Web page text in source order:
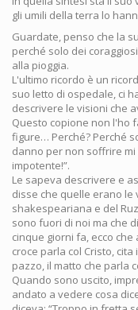
gli umili della terra lo
Guardate, penso che la
perché solo dei
alla pioggia.
L'ultimo ricordo è un
suo letto di ospedale, ci
descrivere le visioni che
Questo copione non l'ho
figure… Perché? Perché
danno per non soffrire
impotente!”.
Le sapeva descrivere e
disse che quelle erano le
shakespeariana e del
sono fuori di noi ma che
cinque giorni fa, ecco
croce parla col Cristo,
pazzo, il matto che parla
Quando sono uscito,
andato a vedere cosa